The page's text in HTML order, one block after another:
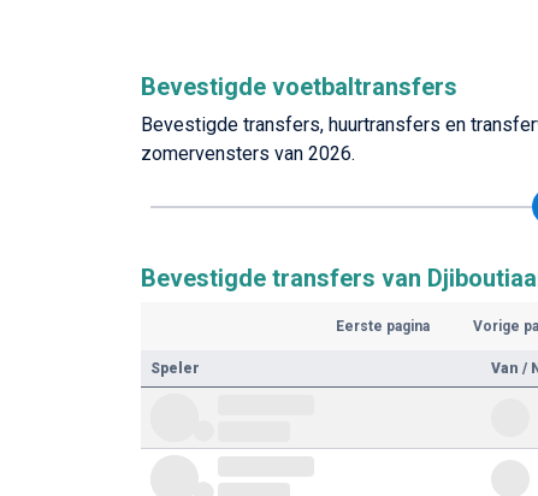
Bevestigde voetbaltransfers
Bevestigde transfers, huurtransfers en
zomervensters van 2026.
Bevestigde transfers van
Eerste pagina Vorige
Speler Van /